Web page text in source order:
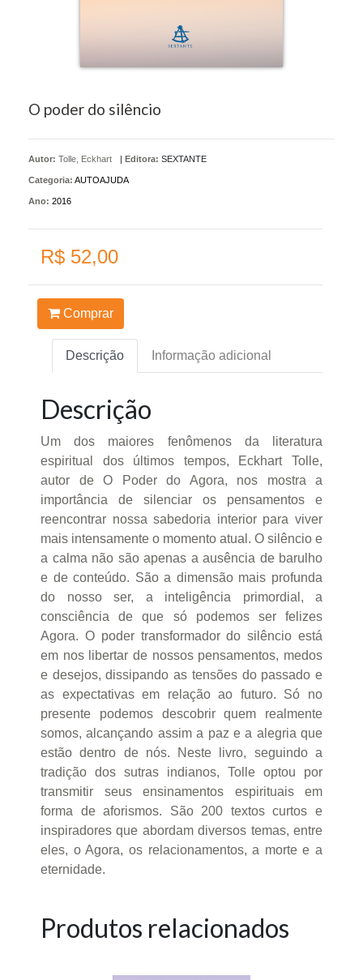
O poder do silêncio
Autor: Tolle, Eckhart | Editora: SEXTANTE
Categoria: AUTOAJUDA
Ano: 2016
R$ 52,00
Comprar
Descrição Informação adicional
Descrição
Um dos maiores fenômenos da literatura
espiritual dos últimos tempos, Eckhart Tolle,
autor de O Poder do Agora, nos mostra a
importância de silenciar os pensamentos e
reencontrar nossa sabedoria interior para viver
mais intensamente o momento atual. O silêncio e
a calma não são apenas a ausência de barulho
e de conteúdo. São a dimensão mais profunda
do nosso ser, a inteligência primordial, a
consciência de que só podemos ser felizes
Agora. O poder transformador do silêncio está
em nos libertar de nossos pensamentos, medos
e desejos, dissipando as tensões do passado e
as expectativas em relação ao futuro. Só no
presente podemos descobrir quem realmente
somos, alcançando assim a paz e a alegria que
estão dentro de nós. Neste livro, seguindo a
tradição dos sutras indianos, Tolle optou por
transmitir seus ensinamentos espirituais em
forma de aforismos. São 200 textos curtos e
inspiradores que abordam diversos temas, entre
eles, o Agora, os relacionamentos, a morte e a
eternidade.
Produtos relacionados